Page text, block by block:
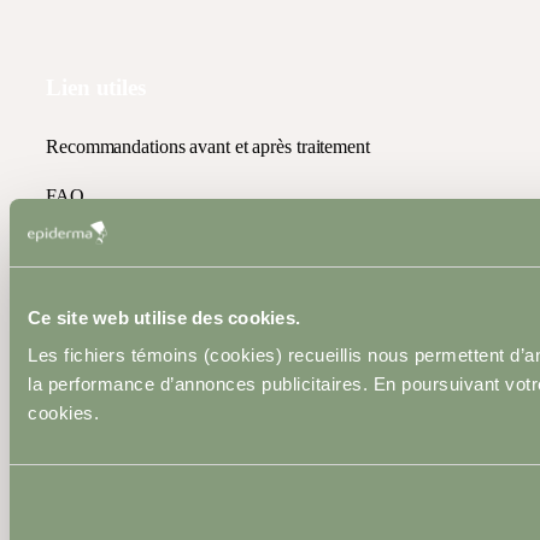
Ce site web utilise des cookies.
Les fichiers témoins (cookies) recueillis nous permettent
la performance d’annonces publicitaires. En poursuivant
cookies.
Recommandations avant et après traitement
FAQ
Politique de confidentialité
Avis légal
Plan du site
2026 © Epiderma. Tous droits réservés